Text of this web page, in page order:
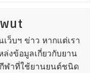
เว็บฯ ข่าว หากแต่เรา
ล่งข้อมูลเกี่ยวกับยาน
ฬาที่ใช้ยานยนต์ชนิด